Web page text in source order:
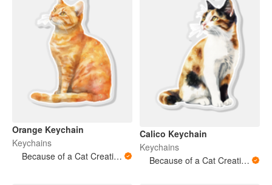
Orange Keychain
Keychains
Because of a Cat Creations
Calico Keychain
Keychains
Because of a Cat Creations